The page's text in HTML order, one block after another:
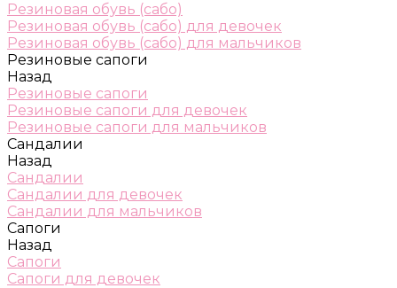
Резиновая обувь (сабо)
Резиновая обувь (сабо) для девочек
Резиновая обувь (сабо) для мальчиков
Резиновые сапоги
Назад
Резиновые сапоги
Резиновые сапоги для девочек
Резиновые сапоги для мальчиков
Сандалии
Назад
Сандалии
Сандалии для девочек
Сандалии для мальчиков
Сапоги
Назад
Сапоги
Сапоги для девочек